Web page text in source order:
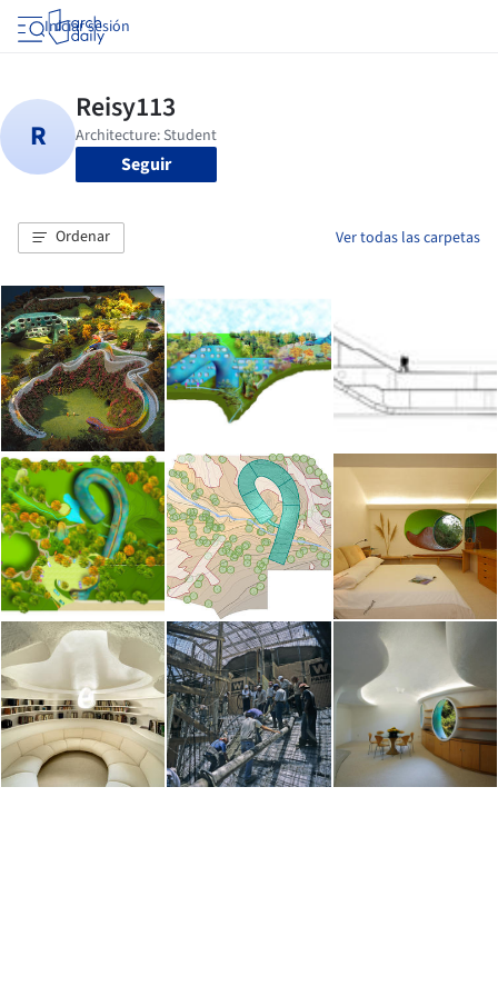
Iniciar sesión
Seguir
Ordenar Ver todas las carpetas